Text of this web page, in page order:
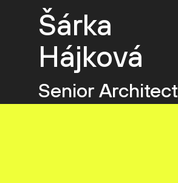
Šárka
Hájková
Senior Architect